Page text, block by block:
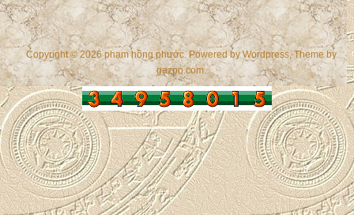
Copyright © 2026 phạm hồng phước. Powered byWordpress, Theme by
gazpo.com.